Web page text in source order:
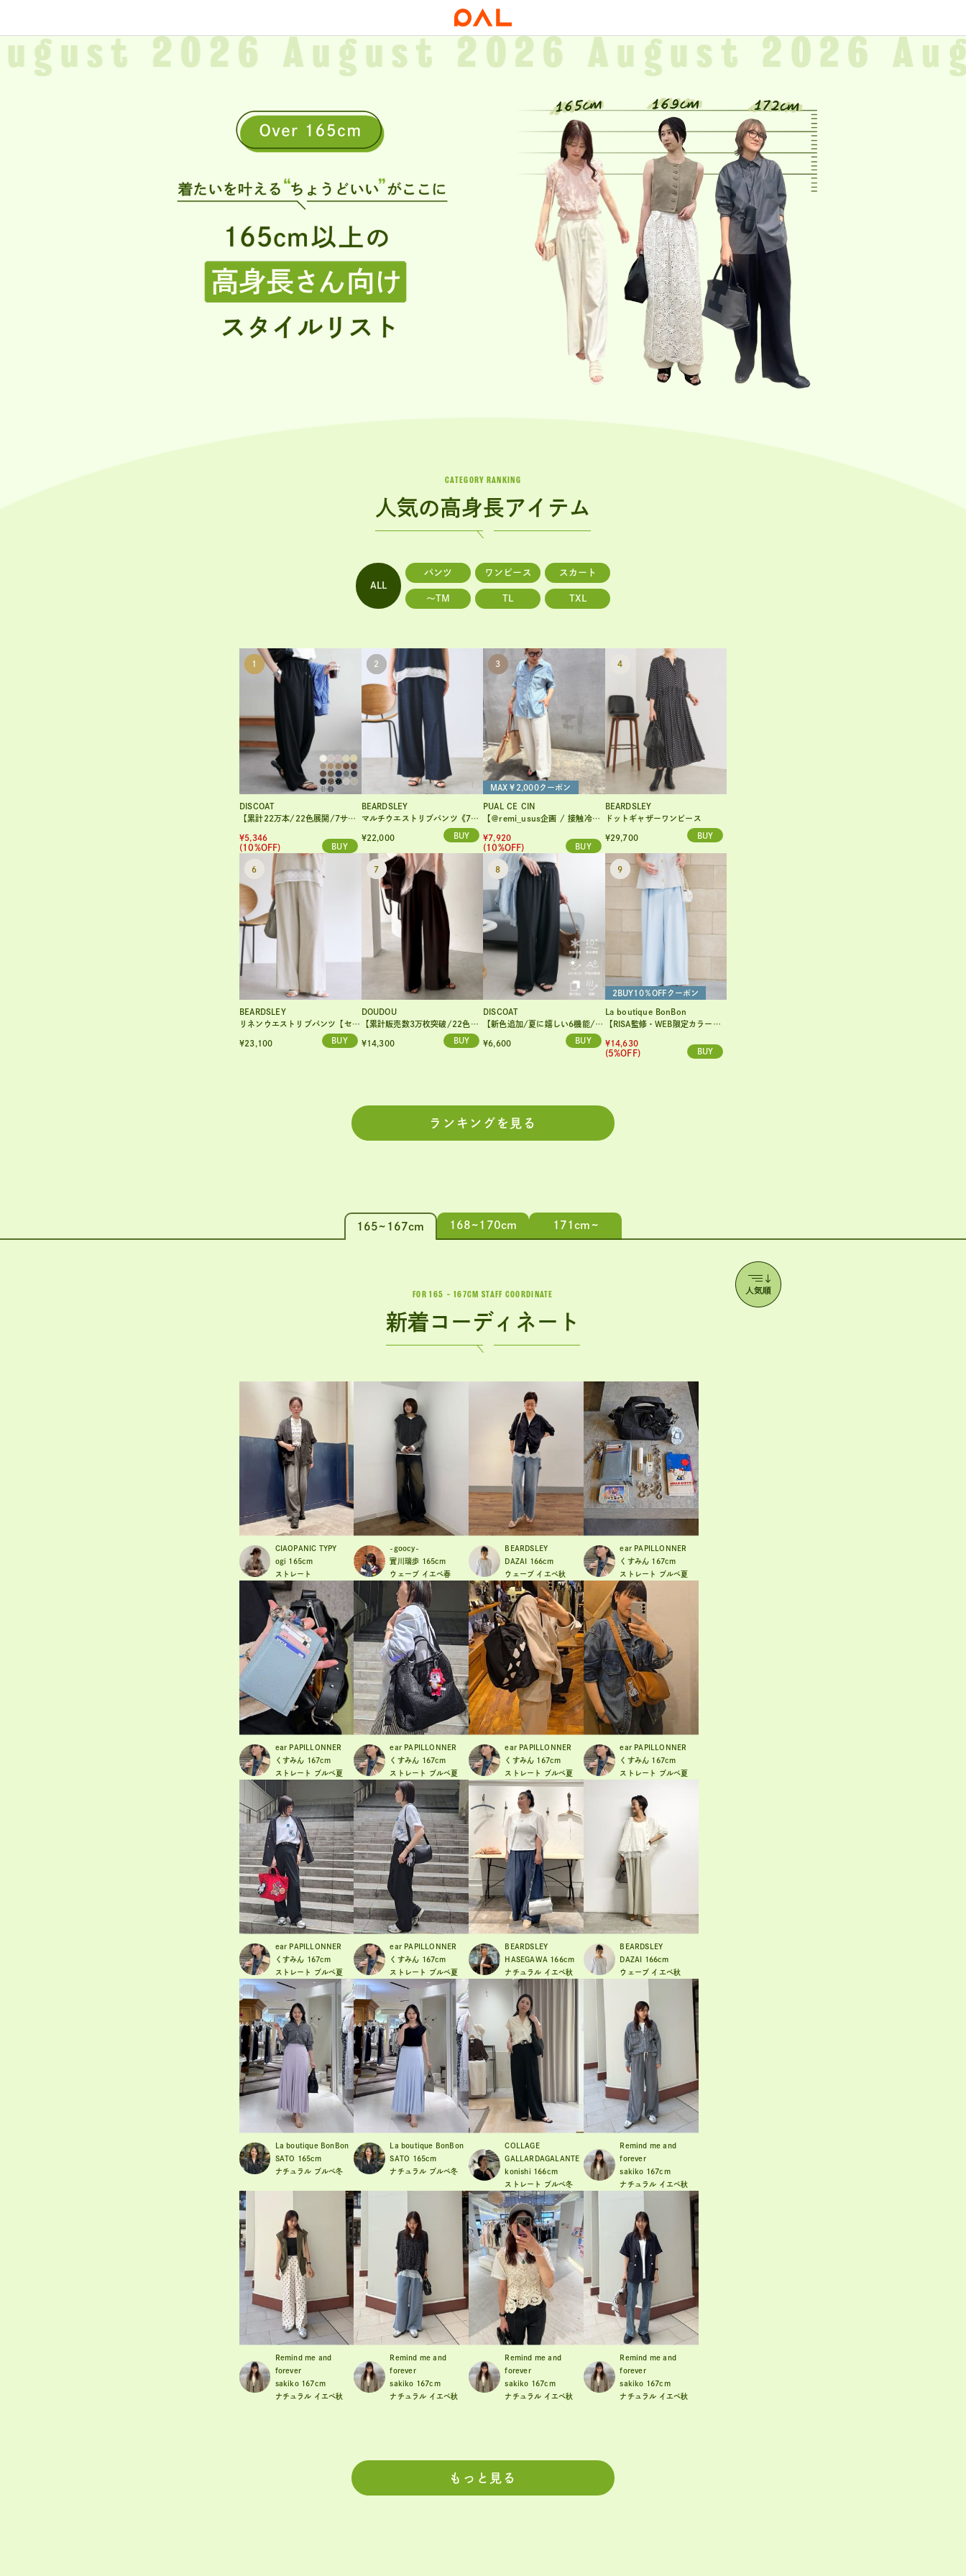
2026 August2026 August2026
CATEGORY RANKING
人気の高身長アイテム
ALL
パンツ ワンピース スカート
〜TM TL TXL
DISCOAT
【累計22万本/22色展開/7サイズ】－3kg見え！とろみイージーパンツ≪メンズサイズあり≫
¥5,346
(10%OFF)
BEARDSLEY
マルチウエストリブパンツ《7サイズ展開》【セットアップ】
¥22,000
MAX￥2,000クーポン
PUAL CE CIN
【＠remi_usus企画 / 接触冷感+抗菌】カーブシルエットカットソーパンツ
¥7,920
(10%OFF)
BEARDSLEY
ドットギャザーワンピース
¥29,700
BEARDSLEY
リネンウエストリブパンツ【セットアップ】
¥23,100
DOUDOU
【累計販売数3万枚突破/22色4サイズ展開！】タックワイドパンツ
¥14,300
DISCOAT
【新色追加/夏に嬉しい6機能/6サイズ展開】ー3kg見え!多機能とろみイージーパンツ
¥6,600
2BUY10％OFFクーポン
La boutique BonBon
【RISA監修・WEB限定カラーあり・ひんやりタッチ】夏向き２タックワイドパンツ
¥14,630
(5%OFF)
ランキングを見る
165~167cm 168~170cm 171cm~
FOR 165 ~ 167CM STAFF COORDINATE
新着 コーディネート
CIAOPANIC TYPY
ogi 165cm
ストレート
-goocy-
實川瑞歩 165cm
ウェーブ イエベ春
BEARDSLEY
DAZAI
166cm
ウェーブ イエベ秋
ear PAPILLONNER
くすみん 167cm
ストレート
ブルベ夏
ear PAPILLONNER
くすみん 167cm
ストレート
ブルベ夏
ear PAPILLONNER
くすみん 167cm
ストレート
ブルベ夏
ear PAPILLONNER
くすみん 167cm
ストレート
ブルベ夏
ear PAPILLONNER
くすみん 167cm
ストレート
ブルベ夏
ear PAPILLONNER
くすみん 167cm
ストレート
ブルベ夏
ear PAPILLONNER
くすみん 167cm
ストレート
ブルベ夏
BEARDSLEY
HASEGAWA 166cm
ナチュラル イエベ秋
BEARDSLEY
DAZAI
166cm
ウェーブ イエベ秋
La boutique BonBon
SATO 165cm
ナチュラル ブルベ冬
La boutique BonBon
SATO 165cm
ナチュラル ブルベ冬
COLLAGE
GALLARDAGALANTE
konishi 166cm
ストレート
ブルベ冬
Remind me and
forever
sakiko 167cm
ナチュラル イエベ秋
Remind me and
forever
sakiko 167cm
ナチュラル イエベ秋
Remind me and
forever
sakiko 167cm
ナチュラル イエベ秋
Remind me and
forever
sakiko 167cm
ナチュラル イエベ秋
Remind me and
forever
sakiko 167cm
ナチュラル イエベ秋
もっと見る